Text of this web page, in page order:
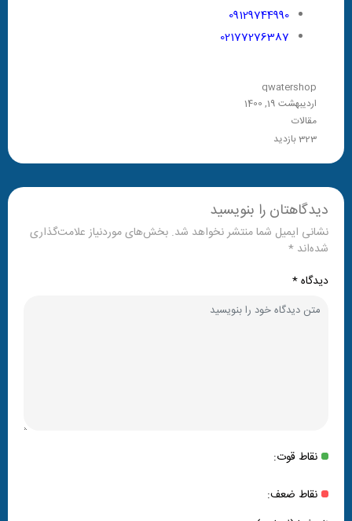
09129744990
02177276387
qwatershop
اردیبهشت 19, 1400
مقالات
323 بازدید
دیدگاهتان را بنویسید
نشانی ایمیل شما منتشر نخواهد شد. بخش‌های موردنیاز علامت‌گذاری
شده‌اند *
دیدگاه*
نقاط قوت:
نقاط ضعف: